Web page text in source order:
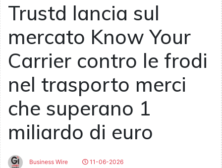
Trustd lancia sul
mercato Know Your
Carrier contro le frodi
nel trasporto merci
che superano 1
miliardo di euro
Business Wire
11-06-2026